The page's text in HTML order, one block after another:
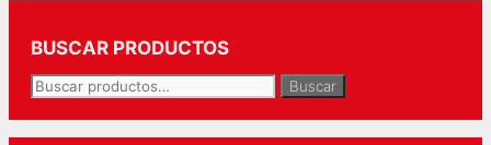
BUSCAR PRODUCTOS
Buscar
por:
Buscar